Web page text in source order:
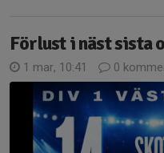
Förlust i näst sista
1 mar, 10:41 0